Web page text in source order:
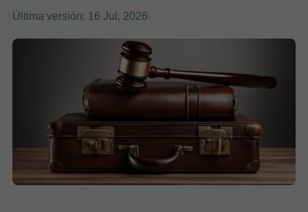
Última versión: 16 Jul, 2026